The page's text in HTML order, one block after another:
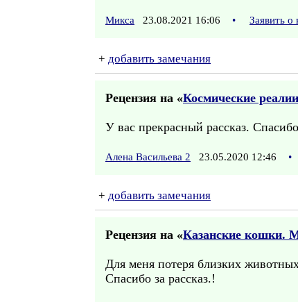
Микса 23.08.2021 16:06 • Заявить
+ добавить замечания
Рецензия на «Космические
У вас прекрасный рассказ.
Алена Васильева 2 23.05.2020 12:46 •
+ добавить замечания
Рецензия на «Казанские кошки.
Для меня потеря близких
Спасибо за рассказ.!